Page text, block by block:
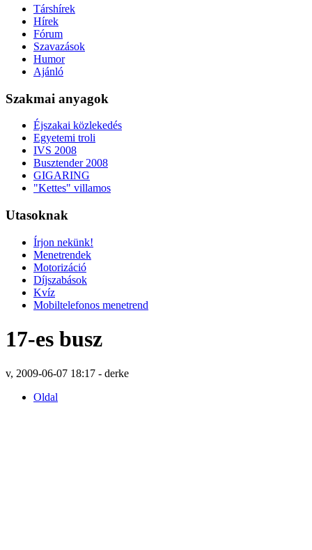
Társhírek
Hírek
Fórum
Szavazások
Humor
Ajánló
Szakmai anyagok
Éjszakai közlekedés
Egyetemi troli
IVS 2008
Busztender 2008
GIGARING
"Kettes" villamos
Utasoknak
Írjon nekünk!
Menetrendek
Motorizáció
Díjszabások
Kvíz
Mobiltelefonos menetrend
17-es busz
v, 2009-06-07 18:17 - derke
Oldal